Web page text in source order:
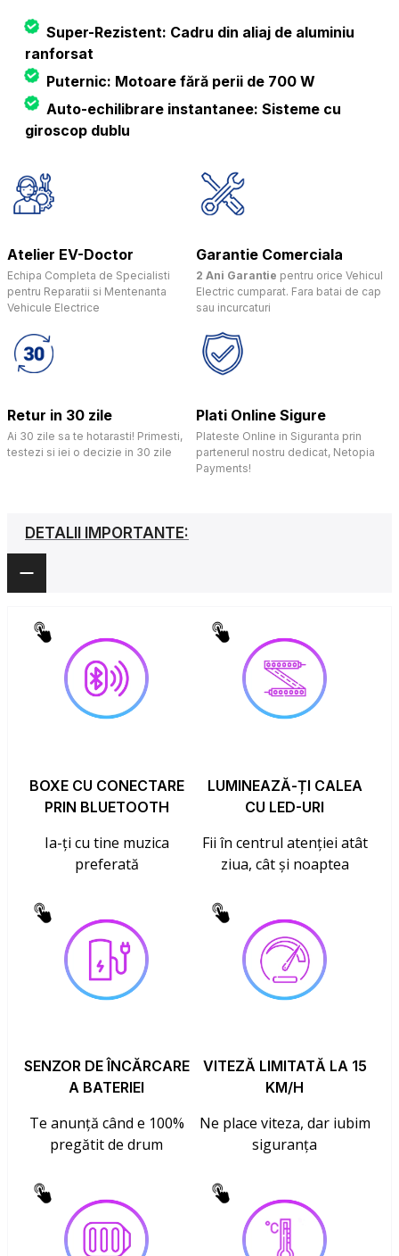
Super-Rezistent: Cadru din aliaj de aluminiu
ranforsat
Puternic: Motoare fără perii de 700 W
Auto-echilibrare instantanee: Sisteme cu
giroscop dublu
Atelier EV-Doctor
Echipa Completa de Specialisti
pentru Reparatii si Mentenanta
Vehicule Electrice
Garantie Comerciala
2 Ani Garantie pentru orice Vehicul
Electric cumparat. Fara batai de cap
sau incurcaturi
Retur in 30 zile
Ai 30 zile sa te hotarasti! Primesti,
testezi si iei o decizie in 30 zile
Plati Online Sigure
Plateste Online in Siguranta prin
partenerul nostru dedicat, Netopia
Payments!
DETALII IMPORTANTE:
BOXE CU CONECTARE
PRIN BLUETOOTH
Ia-ți cu tine muzica
preferată
LUMINEAZĂ-ȚI CALEA
CU LED-URI
Fii în centrul atenției atât
ziua, cât și noaptea
SENZOR DE ÎNCĂRCARE
A BATERIEI
Te anunță când e 100%
pregătit de drum
VITEZĂ LIMITATĂ LA 15
KM/H
Ne place viteza, dar iubim
siguranța